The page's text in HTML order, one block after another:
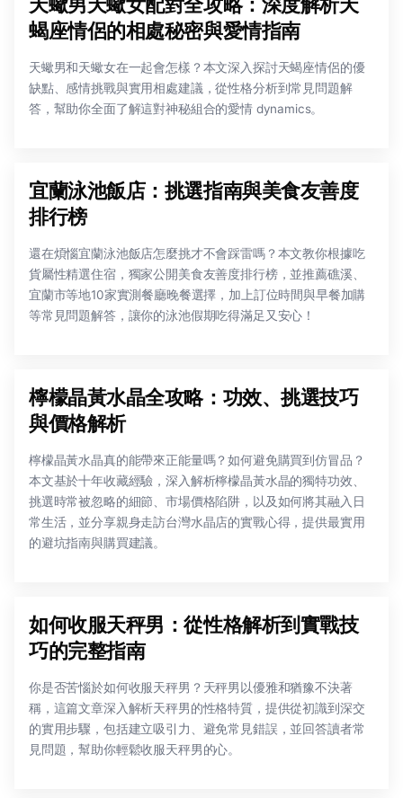
蝎座情侶的相處秘密與愛情指南
天蠍男和天蠍女在一起會怎樣？本文深入探討天蝎座情侶的優
缺點、感情挑戰與實用相處建議，從性格分析到常見問題解
答，幫助你全面了解這對神秘組合的愛情 dynamics。
宜蘭泳池飯店：挑選指南與美食友善度
排行榜
還在煩惱宜蘭泳池飯店怎麼挑才不會踩雷嗎？本文教你根據吃
貨屬性精選住宿，獨家公開美食友善度排行榜，並推薦礁溪、
宜蘭市等地10家實測餐廳晚餐選擇，加上訂位時間與早餐加購
等常見問題解答，讓你的泳池假期吃得滿足又安心！
檸檬晶黃水晶全攻略：功效、挑選技巧
與價格解析
檸檬晶黃水晶真的能帶來正能量嗎？如何避免購買到仿冒品？
本文基於十年收藏經驗，深入解析檸檬晶黃水晶的獨特功效、
挑選時常被忽略的細節、市場價格陷阱，以及如何將其融入日
常生活，並分享親身走訪台灣水晶店的實戰心得，提供最實用
的避坑指南與購買建議。
如何收服天秤男：從性格解析到實戰技
巧的完整指南
你是否苦惱於如何收服天秤男？天秤男以優雅和猶豫不決著
稱，這篇文章深入解析天秤男的性格特質，提供從初識到深交
的實用步驟，包括建立吸引力、避免常見錯誤，並回答讀者常
見問題，幫助你輕鬆收服天秤男的心。